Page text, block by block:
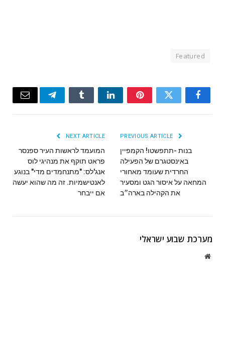
Featured
Facebook
Twitter
Pinterest
LinkedIn
Tumblr
Telegram
Email
בנות -תתפשטו! הקמפיין
באינסטגרם של הפעילה
החרדית שעומד מאחורי
המחאה על איסור הגט ומסעיר
את הקהילה בארה״ב
NEXT ARTICLE
המועמד לראשות העיר ספנסר
פראט תוקף את מנהיגי לוס
אנג'לס: "מתנחמדים מדי" בנוגע
לאנטישמיות. זה מה שהוא יעשה
אם ייבחר
מערכת שבוע ישראלי
Website